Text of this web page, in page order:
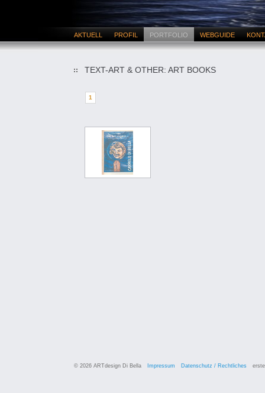
AKTUELL PROFIL PORTFOLIO WEBGUIDE
TEXT-ART & OTHER: ART BOOKS
1
© 2026 ARTdesign Di Bella Impressum Datenschutz / Rechtliches